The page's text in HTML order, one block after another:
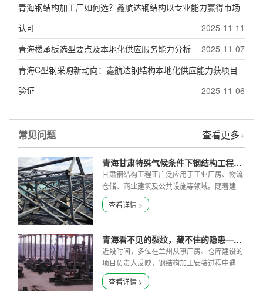
青海钢结构加工厂如何选？鑫航达钢结构以专业能力赢得市场
认可
2025-11-11
青海楼承板选型要点及本地化供应服务能力分析
2025-11-07
青海C型钢采购新动向：鑫航达钢结构本地化供应能力获项目
验证
2025-11-06
常见问题 查看更多+
青海甘肃特殊气候条件下钢结构工程常见问题与对策
甘肃钢结构工程正广泛应用于工业厂房、物流
仓储、商业建筑及公共设施等领域。随着建
筑...
查看详情 >
青海看不见的裂纹，藏不住的隐患——钢结构加工安装五个“隐形坑”
近段时间，多位在兰州从事厂房、仓库建设的
项目负责人反映，钢结构加工安装过程中遇
到...
查看详情 >